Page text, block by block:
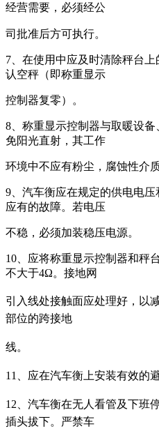
经营需要，必须经公
司批准后方可执行。
7、在使用中应及时清除秤台
认空秤（即称重显示
控制器复零）。
8、称重显示控制器与取暖设
免阳光直射，其工作
环境中不应有粉尘，腐蚀性介
9、汽车衡应在规定的供电电
应有的故障。若电压
不稳，必须加装稳压电源。
10、应将称重显示控制器和秤
不大于4Ω。接地网
引入线处接触面应处理好，以
部位的跨接地
线。
11、应在汽车衡上安装有效的
12、汽车衡在无人看管及下班
插头拔下。严禁车